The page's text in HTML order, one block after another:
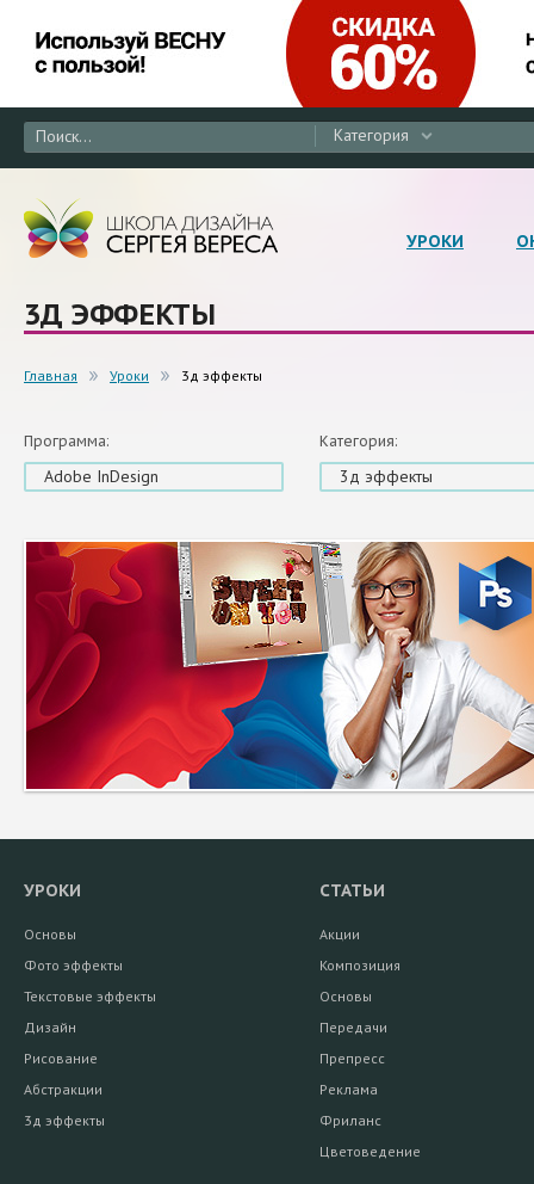
Категория
УРОКИ
3Д ЭФФЕКТЫ
Главная Уроки 3д эффекты
Программа:
Adobe InDesign
Категория:
3д эффекты
УРОКИ
Основы
Фото эффекты
Текстовые эффекты
Дизайн
Рисование
Абстракции
3д эффекты
СТАТЬИ
Акции
Композиция
Основы
Передачи
Препресс
Реклама
Фриланс
Цветоведение